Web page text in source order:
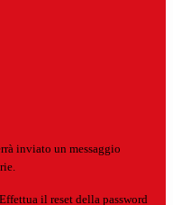
inviato un messaggio
il reset della password